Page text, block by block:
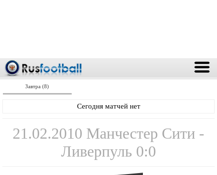
Завтра (8)
Сегодня матчей нет
21.02.2010 Манчестер Сити -
Ливерпуль 0:0